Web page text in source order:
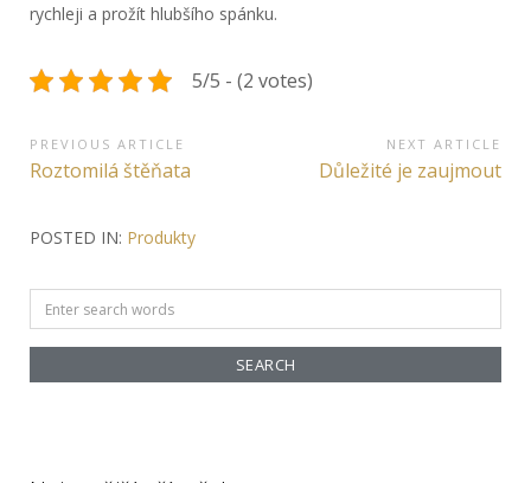
rychleji a prožít hlubšího spánku.
5/5 - (2 votes)
Navigace
pro
příspěvek
PREVIOUS ARTICLE
Previous
Roztomilá štěňata
NEXT ARTICLE
Next
Důležité je zaujmout
POSTED IN: Produkty
Search
for: